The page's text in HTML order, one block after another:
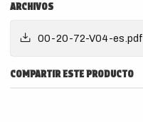
ARCHIVOS
00-20-72-V04-es.pdf
COMPARTIR ESTE PRODUCTO